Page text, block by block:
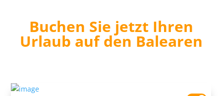
Buchen Sie jetzt Ihren
Urlaub auf den Balearen